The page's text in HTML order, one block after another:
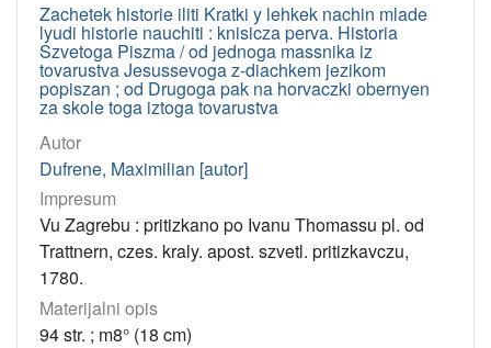
Zachetek historie iliti Kratki y lehkek nachin mlade
lyudi historie nauchiti : knisicza perva. Historia
Szvetoga Piszma / od jednoga massnika iz
tovarustva Jesussevoga z-diachkem jezikom
popiszan ; od Drugoga pak na horvaczki obernyen
za skole toga iztoga tovarustva
Autor
Dufrene, Maximilian [autor]
Impresum
Vu Zagrebu : pritizkano po Ivanu Thomassu pl. od
Trattnern, czes. kraly. apost. szvetl. pritizkavczu,
1780.
Materijalni opis
94 str. ; m8° (18 cm)